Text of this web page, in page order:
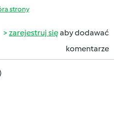
strony
zarejestruj sięaby dodawać
komentarze